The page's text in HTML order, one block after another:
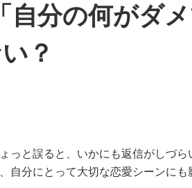
自分の何がダ
？
っと誤ると、いかにも返信がしづら
分にとって大切な恋愛シーンにも